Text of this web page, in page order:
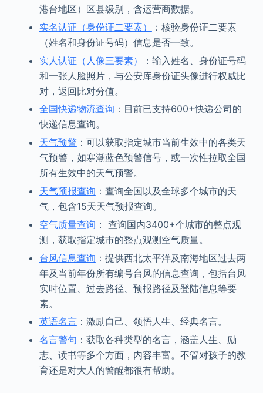
港台地区）区县级别，含运营商数据。
实名认证（身份证二要素）
：核验身份证二要素
（姓名和身份证号码）信息是否一致。
实人认证（人像三要素）
：输入姓名、身份证号码
和一张人脸照片，与公安库身份证头像进行权威比
对，返回比对分值。
全国快递物流查询 ：目前已支持600+快递公司的
快递信息查询。
天气预警 ：可以获取指定城市当前生效中的各类天
气预警，如寒潮蓝色预警信号，或一次性拉取全国
所有生效中的天气预警。
天气预报查询 ：查询全国以及全球多个城市的天
气，包含15天天气预报查询。
空气质量查询 ： 查询国内3400+个城市的整点观
测，获取指定城市的整点观测空气质量。
台风信息查询 ：提供西北太平洋及南海地区过去两
年及当前年份所有编号台风的信息查询，包括台风
实时位置、过去路径、预报路径及登陆信息等要
素。
英语名言：激励自己、领悟人生、经典名言。
名言警句 ：获取各种类型的名言，涵盖人生、励
志、读书等多个方面，内容丰富。不管对孩子的教
育还是对大人的警醒都很有帮助。